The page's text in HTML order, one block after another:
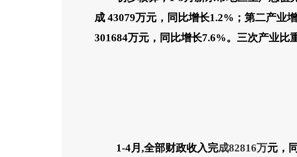
成 43079万元，同比增长1.2% ；第二产业
301684万元，同比增长7.6%。三次产业比
1-4月 ,全部财政收入完成82816万元，